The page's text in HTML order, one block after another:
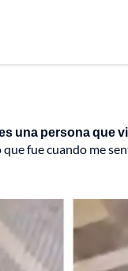
una persona que
fue cuando me